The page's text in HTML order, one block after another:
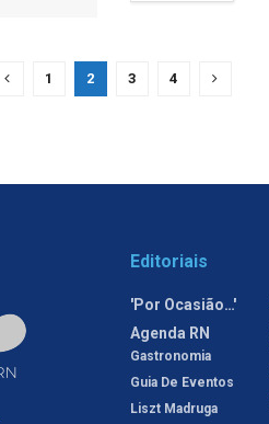
1 2 3 4
Editoriais
'Por Ocasião…'
Agenda RN
Gastronomia
Guia De Eventos
Liszt Madruga